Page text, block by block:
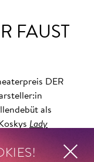
FAUST
DER
als
Lady
und